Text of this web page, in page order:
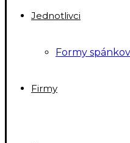
Jednotlivci
Formy
Firmy